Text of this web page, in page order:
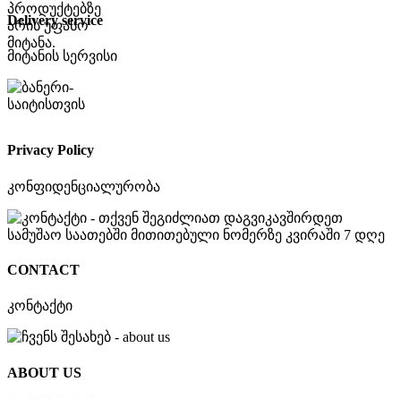
Delivery service
მიტანის სერვისი
Privacy Policy
კონფიდენციალურობა
CONTACT
კონტაქტი
ABOUT US